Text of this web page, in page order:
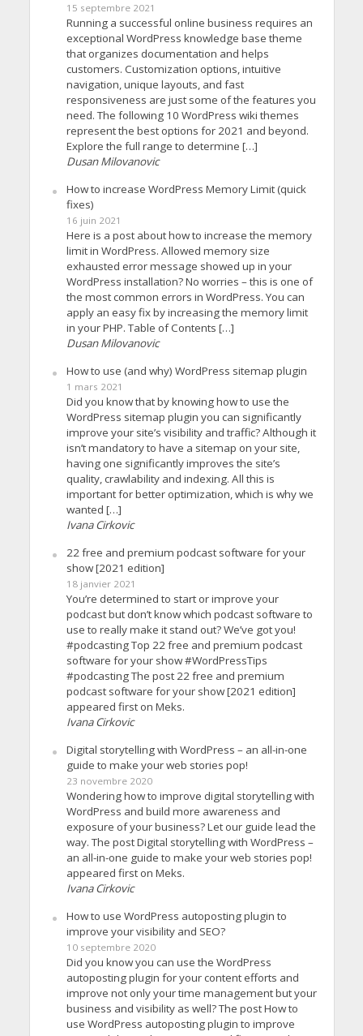
15 septembre 2021
Running a successful online business requires an
exceptional WordPress knowledge base theme
that organizes documentation and helps
customers. Customization options, intuitive
navigation, unique layouts, and fast
responsiveness are just some of the features you
need. The following 10 WordPress wiki themes
represent the best options for 2021 and beyond.
Explore the full range to determine […]
Dusan Milovanovic
How to increase WordPress Memory Limit (quick
fixes)
16 juin 2021
Here is a post about how to increase the memory
limit in WordPress. Allowed memory size
exhausted error message showed up in your
WordPress installation? No worries – this is one of
the most common errors in WordPress. You can
apply an easy fix by increasing the memory limit
in your PHP. Table of Contents […]
Dusan Milovanovic
How to use (and why) WordPress sitemap plugin
1 mars 2021
Did you know that by knowing how to use the
WordPress sitemap plugin you can significantly
improve your site’s visibility and traffic? Although it
isn’t mandatory to have a sitemap on your site,
having one significantly improves the site’s
quality, crawlability and indexing. All this is
important for better optimization, which is why we
wanted […]
Ivana Cirkovic
22 free and premium podcast software for your
show [2021 edition]
18 janvier 2021
You’re determined to start or improve your
podcast but don’t know which podcast software to
use to really make it stand out? We’ve got you!
#podcasting Top 22 free and premium podcast
software for your show #WordPressTips
#podcasting The post 22 free and premium
podcast software for your show [2021 edition]
appeared first on Meks.
Ivana Cirkovic
Digital storytelling with WordPress – an all-in-one
guide to make your web stories pop!
23 novembre 2020
Wondering how to improve digital storytelling with
WordPress and build more awareness and
exposure of your business? Let our guide lead the
way. The post Digital storytelling with WordPress –
an all-in-one guide to make your web stories pop!
appeared first on Meks.
Ivana Cirkovic
How to use WordPress autoposting plugin to
improve your visibility and SEO?
10 septembre 2020
Did you know you can use the WordPress
autoposting plugin for your content efforts and
improve not only your time management but your
business and visibility as well? The post How to
use WordPress autoposting plugin to improve